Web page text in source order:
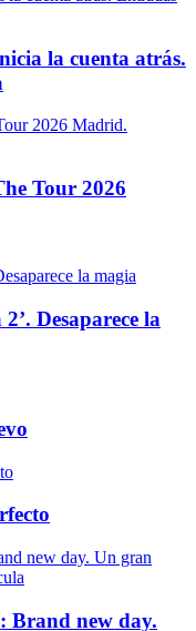
la cuenta atrás.
Tour 2026
Desaparece la
Brand new day.